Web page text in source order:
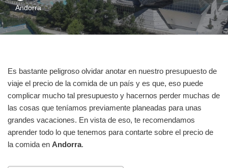
Andorra
Es bastante peligroso olvidar anotar en nuestro presupuesto de
viaje el precio de la comida de un país y es que, eso puede
complicar mucho tal presupuesto y hacernos perder muchas de
las cosas que teníamos previamente planeadas para unas
grandes vacaciones. En vista de eso, te recomendamos
aprender todo lo que tenemos para contarte sobre el precio de
la comida en Andorra.